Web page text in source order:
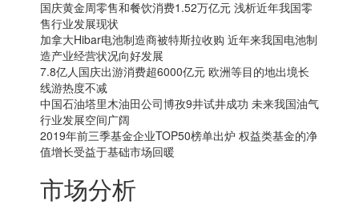
国庆黄金周零售和餐饮消费1.52万亿元 浅析近年我国零
售行业发展现状
加拿大Hibar电池制造商被特斯拉收购 近年来我国电池制
造产业经营状况向好发展
7.8亿人国庆出游消费超6000亿元 欧洲等目的地出境长
线游热度不减
中国石油塔里木油田公司博孜9井试井成功 未来我国油气
行业发展空间广阔
2019年前三季基金企业TOP50榜单出炉 权益类基金的净
值增长受益于基础市场回暖
市场分析